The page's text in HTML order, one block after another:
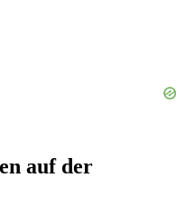
auf der